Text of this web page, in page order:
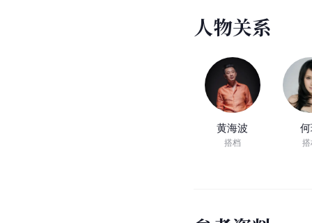
人物关系
黄海波
搭档